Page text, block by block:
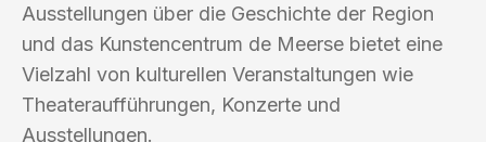
Ausstellungen über die Geschichte der Region
und das Kunstencentrum de Meerse bietet eine
Vielzahl von kulturellen Veranstaltungen wie
Theateraufführungen, Konzerte und
Ausstellungen.